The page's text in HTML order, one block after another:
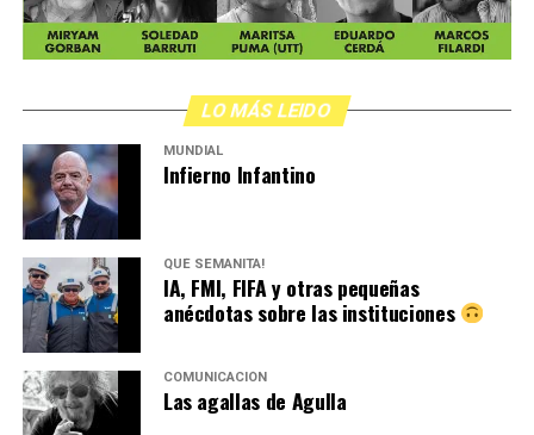
LO MÁS LEIDO
MUNDIAL
Infierno Infantino
QUÉ SEMANITA!
IA, FMI, FIFA y otras pequeñas
anécdotas sobre las instituciones
COMUNICACIÓN
Las agallas de Agulla